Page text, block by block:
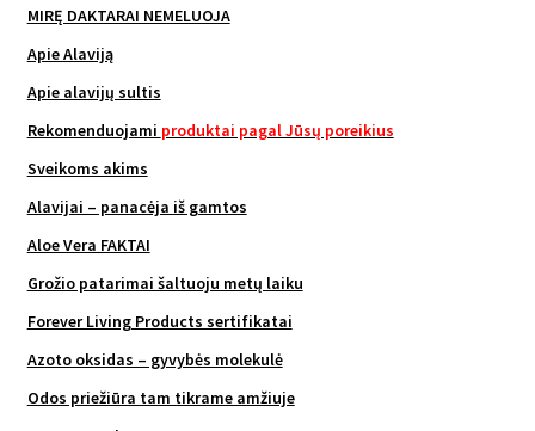
MIRĘ DAKTARAI NEMELUOJA
Apie Alaviją
Apie alavijų sultis
Rekomenduojami produktai pagal Jūsų poreikius
Sveikoms akims
Alavijai – panacėja iš gamtos
Aloe Vera FAKTAI
Grožio patarimai šaltuoju metų laiku
Forever Living Products sertifikatai
Azoto oksidas – gyvybės molekulė
Odos priežiūra tam tikrame amžiuje